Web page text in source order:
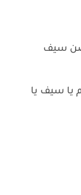
سيف
يا سيف يا